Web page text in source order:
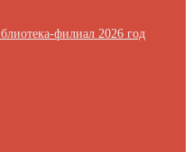
филиал 2026 год